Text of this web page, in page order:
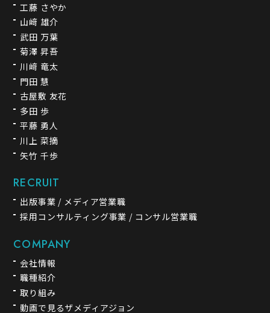
工藤 さやか
山﨑 雄介
武田 万葉
菊澤 昇吾
川﨑 竜太
門田 慧
古屋敷 友花
多田 歩
平藤 勇人
川上 菜摘
矢竹 千歩
RECRUIT
出版事業 / メディア営業職
採用コンサルティング事業 / コンサル営業職
COMPANY
会社情報
職種紹介
取り組み
動画で見るザメディアジョン